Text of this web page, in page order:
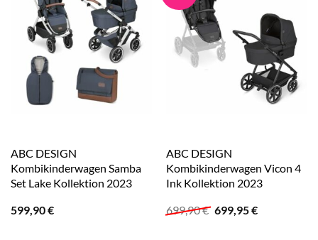
ABC DESIGN
Kombikinderwagen Samba
Set Lake Kollektion 2023
599,90€
ABC DESIGN
Kombikinderwagen Vicon 4
Ink Kollektion 2023
699,90€ Ursprünglicher
Preis
699,95€Aktueller